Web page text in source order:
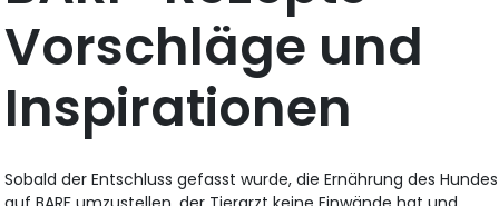
Vorschläge und
Inspirationen
Sobald der Entschluss gefasst wurde, die Ernährung des Hundes